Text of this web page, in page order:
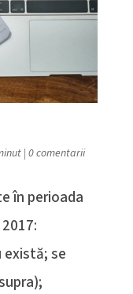
| 0 comentarii
în perioada
există; se